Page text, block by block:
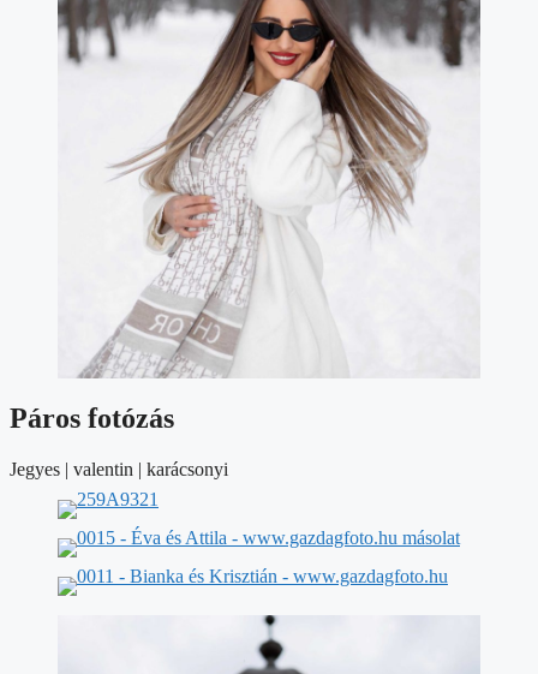
Páros fotózás
Jegyes | valentin | karácsonyi